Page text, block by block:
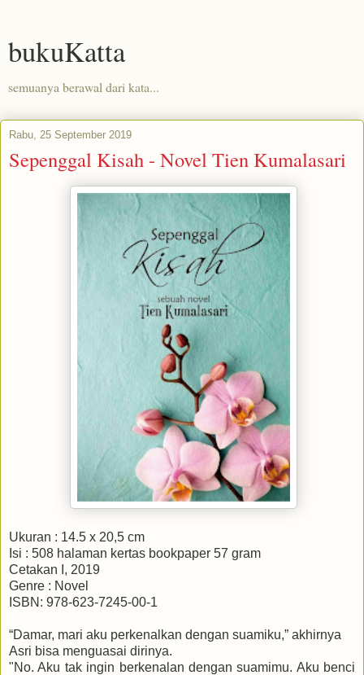
bukuKatta
semuanya berawal dari kata...
Rabu, 25 September 2019
Sepenggal Kisah - Novel Tien Kumalasari
Ukuran : 14.5 x 20,5 cm
Isi : 508 halaman kertas bookpaper 57 gram
Cetakan I, 2019
Genre : Novel
ISBN: 978-623-7245-00-1
“Damar, mari aku perkenalkan dengan suamiku,” akhirnya
Asri bisa menguasai dirinya.
"No. Aku tak ingin berkenalan dengan suamimu. Aku benci